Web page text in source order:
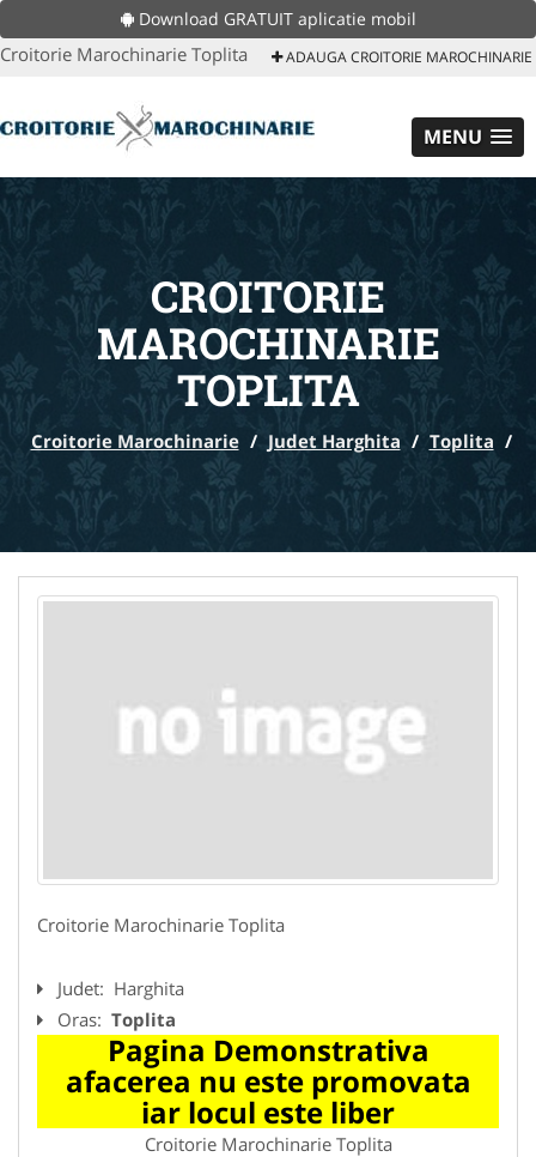
Download GRATUIT aplicatie mobil
Croitorie Marochinarie Toplita ADAUGA CROITORIE MAROCHINARIE
MENU
CROITORIE
MAROCHINARIE
TOPLITA
Croitorie Marochinarie / Judet Harghita / Toplita /
Croitorie Marochinarie Toplita
Judet: Harghita
Oras: Toplita
Pagina Demonstrativa
afacerea nu este promovata
iar locul este liber
Croitorie Marochinarie Toplita